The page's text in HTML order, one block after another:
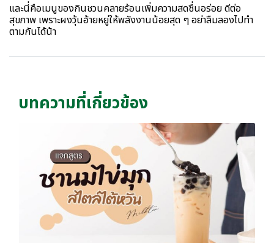
และนี่คือเมนูของกินชวนคลายร้อนเพิ่มความสดชื่นอร่อย ดีต่อ
สุขภาพ เพราะผงวุ้นอ้ายหยู่ให้พลังงานน้อยสุด ๆ อย่าลืมลองไปทำ
ตามกันได้น้า
บทความที่เกี่ยวข้อง